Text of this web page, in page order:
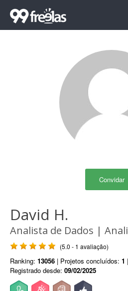
Convidar
David H.
Analista de Dados |
(5.0 - 1 avaliação)
Ranking: 13056 | Projetos concluídos: 1
Registrado desde: 09/02/2025